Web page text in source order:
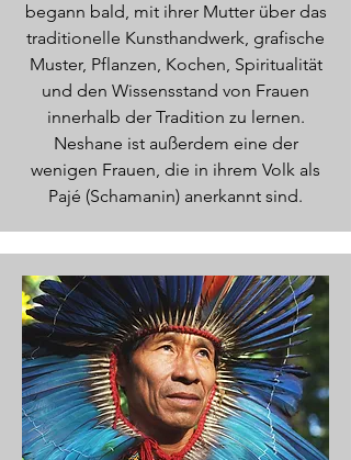
begann bald, mit ihrer Mutter über das
traditionelle Kunsthandwerk, grafische
Muster, Pflanzen, Kochen, Spiritualität
und den Wissensstand von Frauen
innerhalb der Tradition zu lernen.
Neshane ist außerdem eine der
wenigen Frauen, die in ihrem Volk als
Pajé (Schamanin) anerkannt sind.